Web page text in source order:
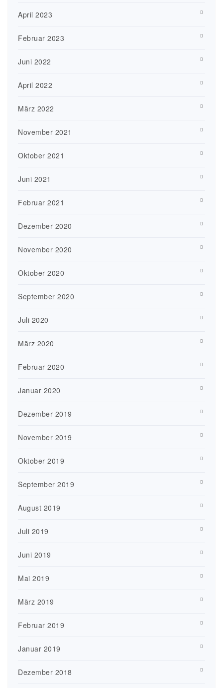
April 2023
Februar 2023
Juni 2022
April 2022
März 2022
November 2021
Oktober 2021
Juni 2021
Februar 2021
Dezember 2020
November 2020
Oktober 2020
September 2020
Juli 2020
März 2020
Februar 2020
Januar 2020
Dezember 2019
November 2019
Oktober 2019
September 2019
August 2019
Juli 2019
Juni 2019
Mai 2019
März 2019
Februar 2019
Januar 2019
Dezember 2018